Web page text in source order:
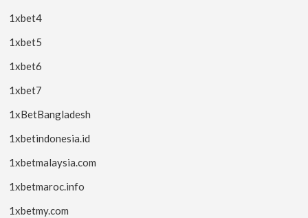
1xbet4
1xbet5
1xbet6
1xbet7
1xBetBangladesh
1xbetindonesia.id
1xbetmalaysia.com
1xbetmaroc.info
1xbetmy.com